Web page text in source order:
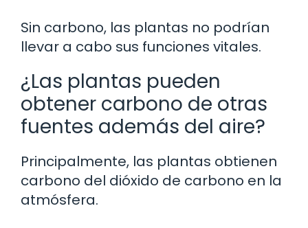
Sin carbono, las plantas no podrían
llevar a cabo sus funciones vitales.
¿Las plantas pueden
obtener carbono de otras
fuentes además del aire?
Principalmente, las plantas obtienen
carbono del dióxido de carbono en la
atmósfera.